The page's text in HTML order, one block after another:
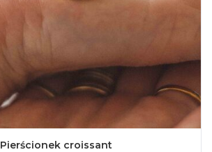
Pierścionek croissant